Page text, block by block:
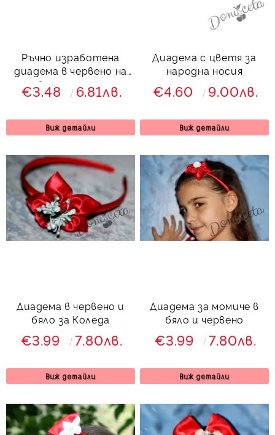
Ръчно изработена
диадема в червено на
бели точици
€3.48 6.81лв.
Виж детайли
Диадема с цветя за
народна носия
€4.60 9.00лв.
Виж детайли
Диадема в червено и
бяло за Коледа
€3.99 7.80лв.
Виж детайли
Диадема за момиче в
бяло и червено
€3.99 7.80лв.
Виж детайли